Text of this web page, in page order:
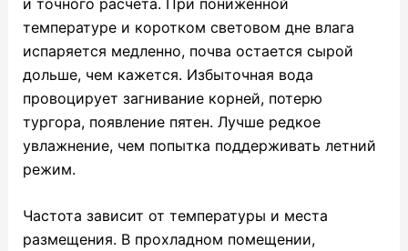
температуре и коротком световом дне влага
испаряется медленно, почва остается сырой
дольше, чем кажется. Избыточная вода
провоцирует загнивание корней, потерю
тургора, появление пятен. Лучше редкое
увлажнение, чем попытка поддерживать летний
режим.
Частота зависит от температуры и места
размещения. В прохладном помещении,